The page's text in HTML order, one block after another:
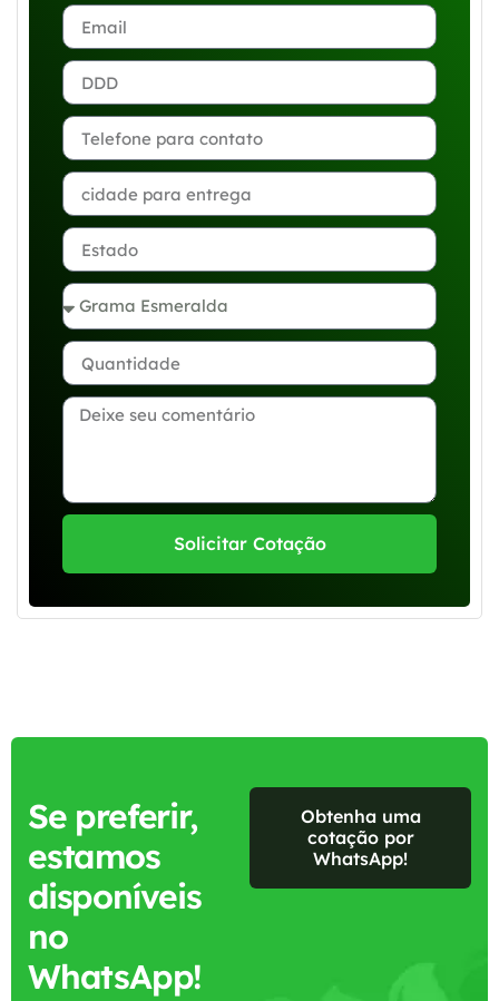
Solicitar Cotação
Se preferir,
estamos
disponíveis
no
WhatsApp!
Obtenha uma
cotação por
WhatsApp!